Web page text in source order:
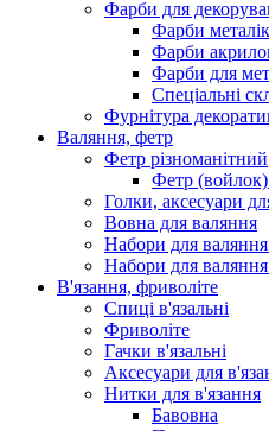
Фарби для
Фарби
Фарби
Фарби для
Спеціальні
Фурнітура
Валяння, фетр
Фетр різноманітний
Фетр
Голки, аксесуари
Вовна для валяння
Набори для
Набори для валяння
В'язання, фриволіте
Спиці в'язальні
Фриволіте
Гачки в'язальні
Аксесуари для
Нитки для в'язання
Бавовна